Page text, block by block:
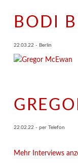
BODI
22.03.22 - Berlin
22.02.22 - per Telefon
Mehr Interviews